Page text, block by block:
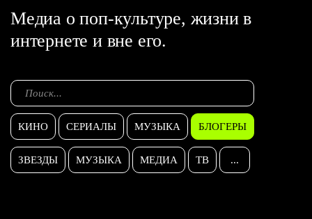
Медиа о поп-культуре, жизни в
интернете и вне его.
КИНО СЕРИАЛЫ МУЗЫКА БЛОГЕРЫ
ЗВЕЗДЫ МУЗЫКА МЕДИА ТВ ...